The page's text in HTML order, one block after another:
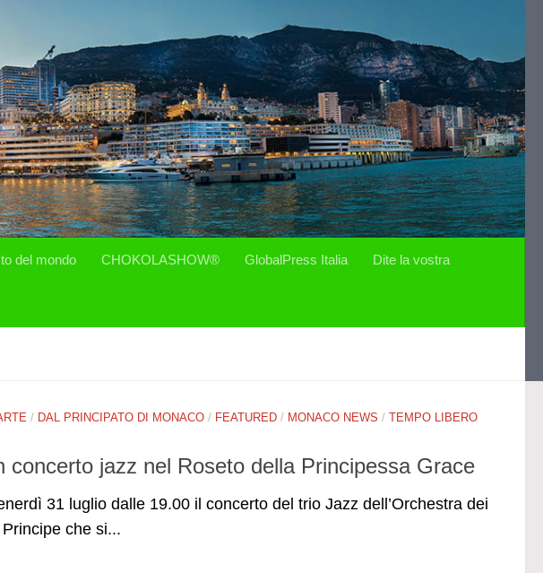
del mondo CHOKOLASHOW® GlobalPress Italia Dite la vostra
/ DAL PRINCIPATO DI MONACO / FEATURED / MONACO NEWS / TEMPO LIBERO
concerto jazz nel Roseto della Principessa Grace
31 luglio dalle 19.00 il concerto del trio Jazz dell’Orchestra dei
che si...